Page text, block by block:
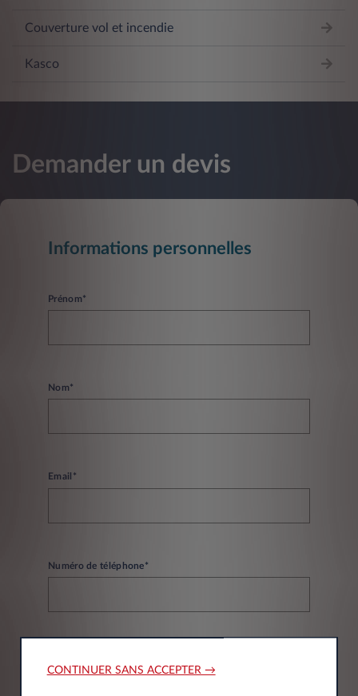
Couverture vol et incendie
Kasco
Demander un devis
Informations personnelles
Prénom*
Nom*
Email*
Numéro de téléphone*
CONTINUER SANS ACCEPTER →